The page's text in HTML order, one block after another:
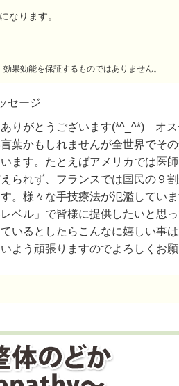
なります。
果効能を保証するものではありません。
セージ
りがとうございます(*^_^*) オ
葉かもしれませんが全世界でそ
ます。たとえばアメリカでは医
られず、フランスでは国民の９
。様々な手技療法が氾濫してい
ベル」で皆様に提供したいと思
いるとしたらこんなに嬉しい事
よう頑張りますのでよろしくお